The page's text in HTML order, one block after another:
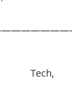
Tech,